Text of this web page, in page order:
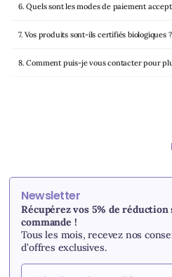
6. Quels sont les modes de paiement
7. Vos produits sont-ils certifiés biologiques ?
8. Comment puis-je vous contacter pour
Newsletter
Récupérez vos 5% de
commande !
Tous les mois, recevez nos
d’offres exclusives.